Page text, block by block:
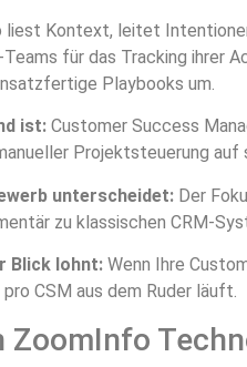
liest Kontext, leitet
für das Tracking ihrer
Playbooks um.
ist: Customer Success
Projektsteuerung
unterscheidet: Der
zu klassischen CRM-
Blick lohnt: Wenn Ihre
CSM aus dem Ruder läuft.
ZoomInfo